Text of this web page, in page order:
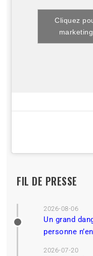
Cliquez
FIL DE PRESSE
2026-08-06
Un grand
personne
2026-07-20